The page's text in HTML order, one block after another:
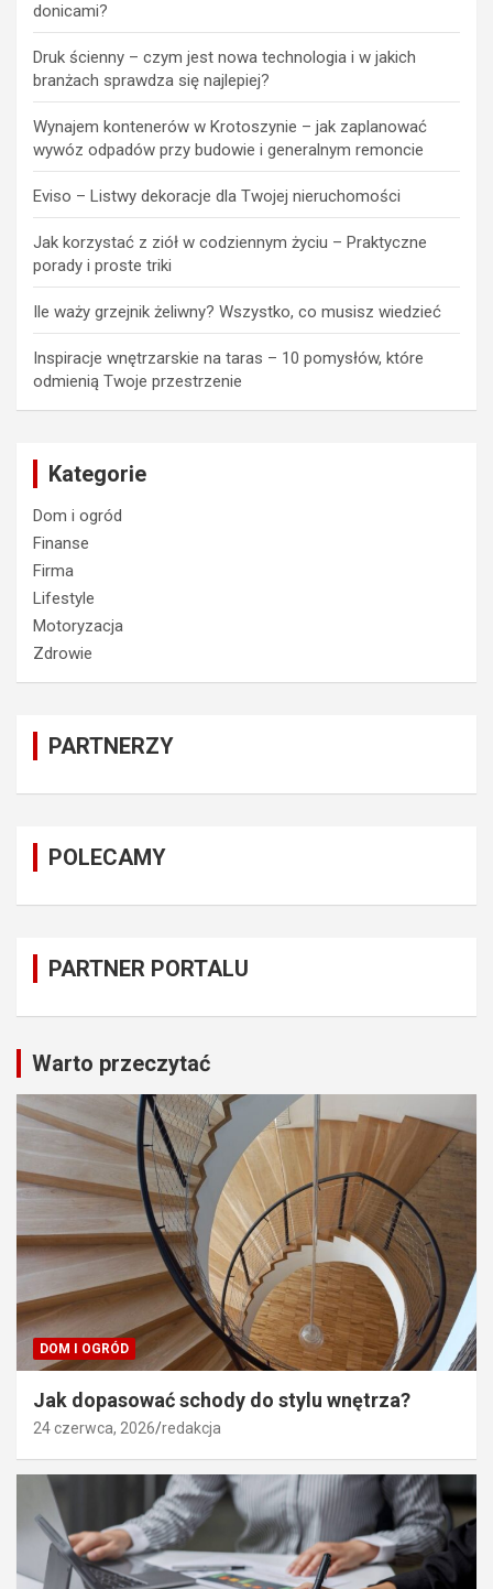
donicami?
Druk ścienny – czym jest nowa technologia i w jakich
branżach sprawdza się najlepiej?
Wynajem kontenerów w Krotoszynie – jak zaplanować
wywóz odpadów przy budowie i generalnym remoncie
Eviso – Listwy dekoracje dla Twojej nieruchomości
Jak korzystać z ziół w codziennym życiu – Praktyczne
porady i proste triki
Ile waży grzejnik żeliwny? Wszystko, co musisz wiedzieć
Inspiracje wnętrzarskie na taras – 10 pomysłów, które
odmienią Twoje przestrzenie
Kategorie
Dom i ogród
Finanse
Firma
Lifestyle
Motoryzacja
Zdrowie
PARTNERZY
POLECAMY
PARTNER PORTALU
Warto przeczytać
DOM I OGRÓD
Jak dopasować schody do stylu wnętrza?
24 czerwca, 2026 redakcja